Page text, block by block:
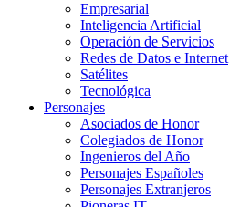
Empresarial
Inteligencia Artificial
Operación de Servicios
Redes de Datos e Internet
Satélites
Tecnológica
Personajes
Asociados de Honor
Colegiados de Honor
Ingenieros del Año
Personajes Españoles
Personajes Extranjeros